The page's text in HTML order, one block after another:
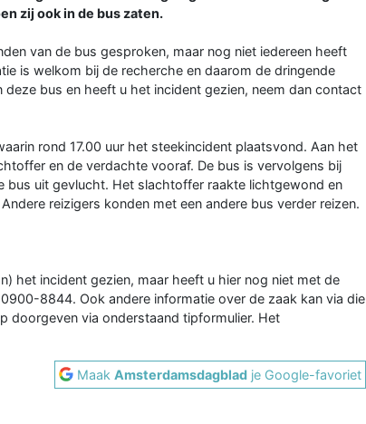
zij ook in de bus zaten.
van de bus gesproken, maar nog niet iedereen heeft
is welkom bij de recherche en daarom de dringende
bus en heeft u het incident gezien, neem dan contact
rond 17.00 uur het steekincident plaatsvond. Aan het
en de verdachte vooraf. De bus is vervolgens bij
uit gevlucht. Het slachtoffer raakte lichtgewond en
reizigers konden met een andere bus verder reizen.
het incident gezien, maar heeft u hier nog niet met de
8844. Ook andere informatie over de zaak kan via die
doorgeven via onderstaand tipformulier. Het
MaakAmsterdamsdagblad je Google-favoriet